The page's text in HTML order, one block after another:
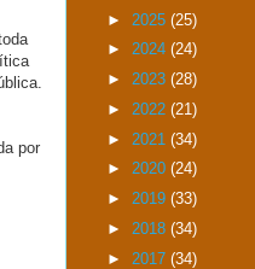
por
► 2025 (25)
► 2024 (24)
► 2023 (28)
► 2022 (21)
► 2021 (34)
► 2020 (24)
► 2019 (33)
► 2018 (34)
► 2017 (34)